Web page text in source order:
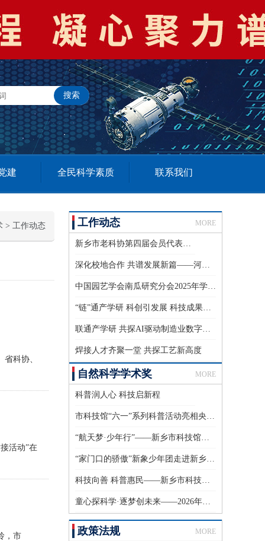
建 全民科学素质 联系我们
> 工作动态
科协、
活动”在
，市
工作动态 MORE
新乡市老科协第四届会员代表大会召开
深化校地合作 共谱发展新篇——河南工学院第三届科技成果校企对接会成功举办
中国园艺学会南瓜研究分会2025年学术年会暨第七次会员代表大会成功召开
“链”通产学研 科创引发展 科技成果校企对接会隆重举行
联通产学研 共探AI驱动制造业数字化转型新路径
焊接人才齐聚一堂 共探工艺新高度
自然科学学术奖 MORE
科普润人心 科技启新程
市科技馆“六一”系列科普活动亮相央视《新闻联播》
“航天梦·少年行”——新乡市科技馆开展2026年中国航天日主题科普实践活动
“家门口的骄傲”新象少年团走进新乡市科技馆 共赴科学之约
科技向善 科普惠民——新乡市科技馆精准服务特殊群体
童心探科学·逐梦创未来——2026年新乡市科技馆庆“六一”科普实践活动
政策法规 MORE